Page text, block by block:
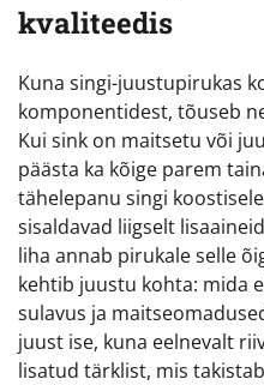
kvaliteedis
Kuna singi-juustupirukas
komponentidest, tõuseb
Kui sink on maitsetu või
päästa ka kõige parem
tähelepanu singi
sisaldavad liigselt
liha annab pirukale selle
kehtib juustu kohta: mida
sulavus ja
juust ise, kuna eelnevalt
lisatud tärklist, mis